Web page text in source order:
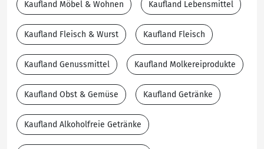
Kaufland Möbel & Wohnen Kaufland Lebensmittel
Kaufland Fleisch & Wurst Kaufland Fleisch
Kaufland Genussmittel Kaufland Molkereiprodukte
Kaufland Obst & Gemüse Kaufland Getränke
Kaufland Alkoholfreie Getränke